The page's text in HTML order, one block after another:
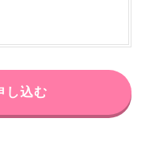
し込む